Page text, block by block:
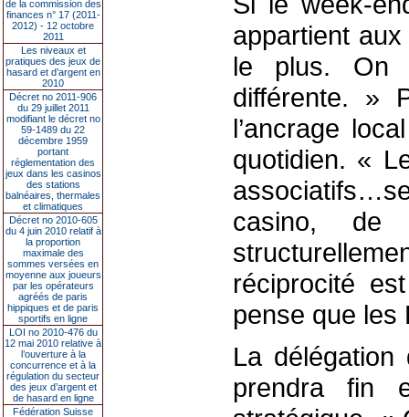
de la commission des
finances n° 17 (2011-
2012) - 12 octobre
2011
Les niveaux et
pratiques des jeux de
hasard et d’argent en
2010
Décret no 2011-906
du 29 juillet 2011
modifiant le décret no
59-1489 du 22
décembre 1959
portant
réglementation des
jeux dans les casinos
des stations
balnéaires, thermales
et climatiques
Décret no 2010-605
du 4 juin 2010 relatif à
la proportion
maximale des
sommes versées en
moyenne aux joueurs
par les opérateurs
agréés de paris
hippiques et de paris
sportifs en ligne
LOI no 2010-476 du
12 mai 2010 relative à
l’ouverture à la
concurrence et à la
régulation du secteur
des jeux d’argent et
de hasard en ligne
Fédération Suisse
appartient aux
le plus. On
différente. »
l’ancrage
quotidien. «
casino, de
réciprocité
pense que les
La
prendra fin